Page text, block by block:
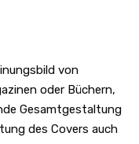
von
oder Büchern,
Gesamtgestaltung
des Covers auch